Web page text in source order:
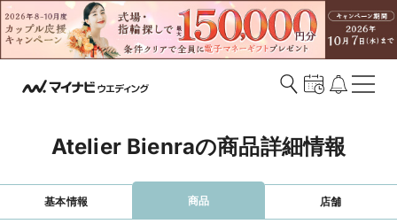
Atelier Bienraの商品詳細情報
基本情報 商品 店舗